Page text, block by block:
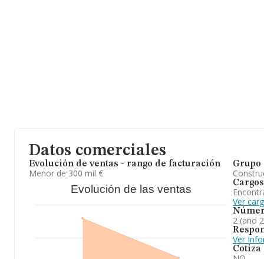
Datos comerciales
Evolución de ventas - rango de facturación
Menor de 300 mil €
Evolución de las ventas
Grupo
Cargos
Ver
2 (año
Ver
Cotiza